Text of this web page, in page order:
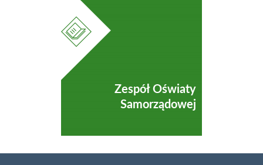
Zespół Oświaty
Samorządowej